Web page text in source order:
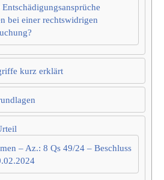
Entschädigungsansprüche
bei einer rechtswidrigen
kurz erklärt
– Az.: 8 Qs 49/24 – Beschluss